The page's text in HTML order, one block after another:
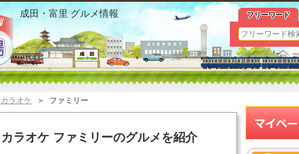
イオン・成田空港 カラオケ ファミリー お勧めグルメ おすすめ情報
成田・富里 グルメ情報 フリーワード
カラオケ ＞ ファミリー
ラオケ ファミリーのグルメを紹介